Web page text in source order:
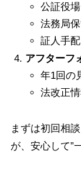
公証役
法務局
証人手配
アフターフ
年1回の
法改正
まずは初回相
が、安心して”